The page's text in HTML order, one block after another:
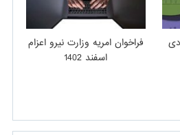
فراخوان امریه وزارت نیرو اعزام
اسفند 1402